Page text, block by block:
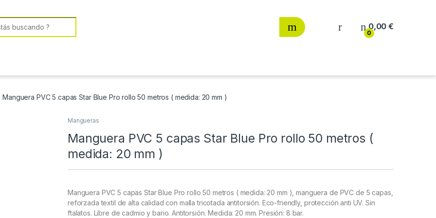
0
0,00€
Manguera PVC 5 capas Star Blue Pro rollo 50 metros ( medida: 20 mm )
Mangueras
Manguera PVC 5 capas Star Blue Pro rollo 50 metros (
medida: 20 mm )
Manguera PVC 5 capas Star Blue Pro rollo 50 metros ( medida: 20 mm ), manguera de PVC de 5 capas,
reforzada textil de alta calidad con malla tricotada antitorsión. Eco-friendly, protección anti UV. Sin
ftalatos. Libre de cadmio y bario. Antitorsión. Medida: 20 mm. Presión: 8 bar.